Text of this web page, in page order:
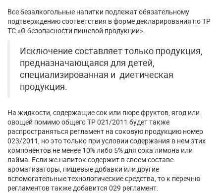
Все безалкогольные напитки подлежат обязательному
подтверждению соответствия в форме декларирования по ТР
ТС «О безопасности пищевой продукции».
Исключение составляет только продукция,
предназначающаяся для детей,
специализированная и диетическая
продукция.
На жидкости, содержащие сок или пюре фруктов, ягод или
овощей помимо общего ТР 021/2011 будет также
распространяться регламент на соковую продукцию номер
023/2011, но это только при условии содержания в нем этих
компонентов не менее 10% либо 5% для сока лимона или
лайма. Если же напиток содержит в своем составе
ароматизаторы, пищевые добавки или другие
вспомогательные технологические средства, то к перечню
регламентов также добавится 029 регламент.